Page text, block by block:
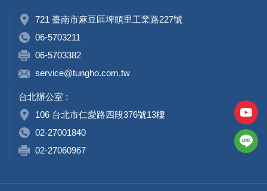
721 臺南市麻豆區埤頭里工業路227號
06-5703211
06-5703382
service@tungho.com.tw
台北辦公室 :
106 台北市仁愛路四段376號13樓
02-27001840
02-27060967